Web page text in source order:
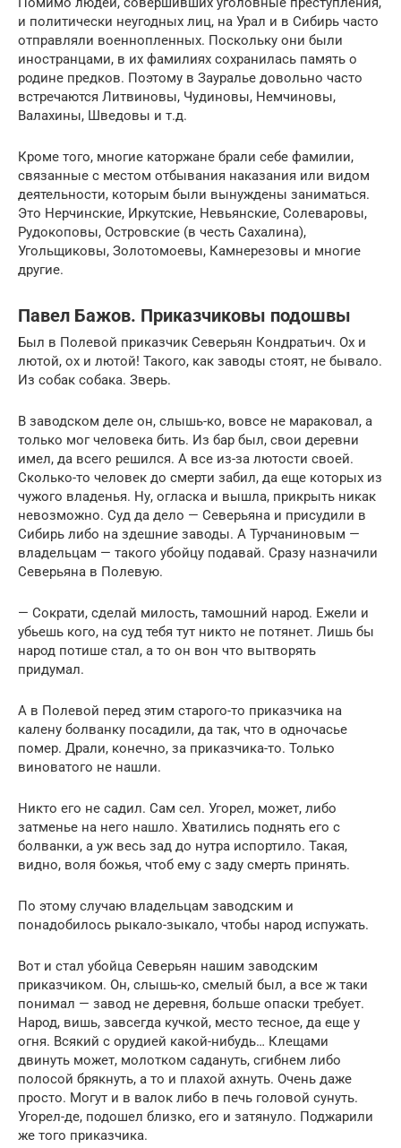
и политически неугодных лиц, на Урал и в Сибирь часто
отправляли военнопленных. Поскольку они были
иностранцами, в их фамилиях сохранилась память о
родине предков. Поэтому в Зауралье довольно часто
встречаются Литвиновы, Чудиновы, Немчиновы,
Валахины, Шведовы и т.д.
Кроме того, многие каторжане брали себе фамилии,
связанные с местом отбывания наказания или видом
деятельности, которым были вынуждены заниматься.
Это Нерчинские, Иркутские, Невьянские, Солеваровы,
Рудокоповы, Островские (в честь Сахалина),
Угольщиковы, Золотомоевы, Камнерезовы и многие
другие.
Павел Бажов. Приказчиковы подошвы
Был в Полевой приказчик Северьян Кондратьич. Ох и
лютой, ох и лютой! Такого, как заводы стоят, не бывало.
Из собак собака. Зверь.
В заводском деле он, слышь-ко, вовсе не мараковал, а
только мог человека бить. Из бар был, свои деревни
имел, да всего решился. А все из-за лютости своей.
Сколько-то человек до смерти забил, да еще которых из
чужого владенья. Ну, огласка и вышла, прикрыть никак
невозможно. Суд да дело — Северьяна и присудили в
Сибирь либо на здешние заводы. А Турчаниновым —
владельцам — такого убойцу подавай. Сразу назначили
Северьяна в Полевую.
— Сократи, сделай милость, тамошний народ. Ежели и
убьешь кого, на суд тебя тут никто не потянет. Лишь бы
народ потише стал, а то он вон что вытворять
придумал.
А в Полевой перед этим старого-то приказчика на
калену болванку посадили, да так, что в одночасье
помер. Драли, конечно, за приказчика-то. Только
виноватого не нашли.
Никто его не садил. Сам сел. Угорел, может, либо
затменье на него нашло. Хватились поднять его с
болванки, а уж весь зад до нутра испортило. Такая,
видно, воля божья, чтоб ему с заду смерть принять.
По этому случаю владельцам заводским и
понадобилось рыкало-зыкало, чтобы народ испужать.
Вот и стал убойца Северьян нашим заводским
приказчиком. Он, слышь-ко, смелый был, а все ж таки
понимал — завод не деревня, больше опаски требует.
Народ, вишь, завсегда кучкой, место тесное, да еще у
огня. Всякий с орудией какой-нибудь… Клещами
двинуть может, молотком садануть, сгибнем либо
полосой брякнуть, а то и плахой ахнуть. Очень даже
просто. Могут и в валок либо в печь головой сунуть.
Угорел-де, подошел близко, его и затянуло. Поджарили
же того приказчика.